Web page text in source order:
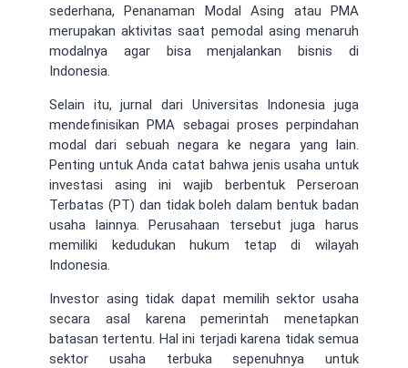
sederhana, Penanaman Modal Asing atau PMA
merupakan aktivitas saat pemodal asing menaruh
modalnya agar bisa menjalankan bisnis di
Indonesia.
Selain itu, jurnal dari Universitas Indonesia juga
mendefinisikan PMA sebagai proses perpindahan
modal dari sebuah negara ke negara yang lain.
Penting untuk Anda catat bahwa jenis usaha untuk
investasi asing ini wajib berbentuk Perseroan
Terbatas (PT) dan tidak boleh dalam bentuk badan
usaha lainnya. Perusahaan tersebut juga harus
memiliki kedudukan hukum tetap di wilayah
Indonesia.
Investor asing tidak dapat memilih sektor usaha
secara asal karena pemerintah menetapkan
batasan tertentu. Hal ini terjadi karena tidak semua
sektor usaha terbuka sepenuhnya untuk